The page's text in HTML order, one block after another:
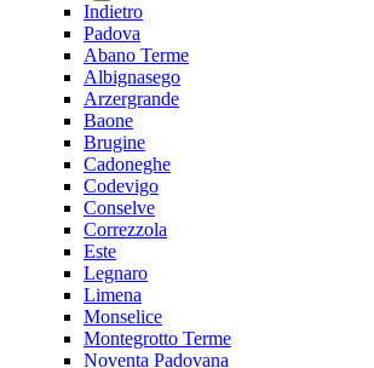
Indietro
Padova
Abano Terme
Albignasego
Arzergrande
Baone
Brugine
Cadoneghe
Codevigo
Conselve
Correzzola
Este
Legnaro
Limena
Monselice
Montegrotto Terme
Noventa Padovana